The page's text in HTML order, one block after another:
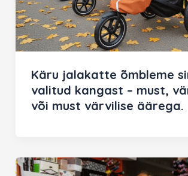
Käru jalakatte õmbleme
valitud kangast – must,
või must värvilise äärega.